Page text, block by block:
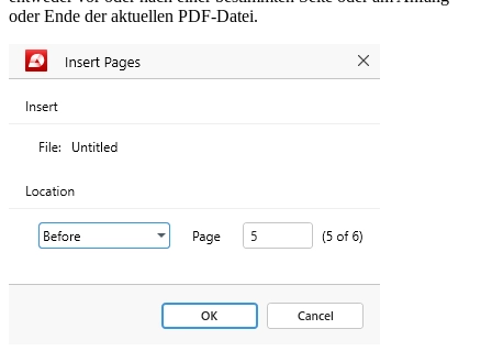
oder Ende der aktuellen PDF-Datei.